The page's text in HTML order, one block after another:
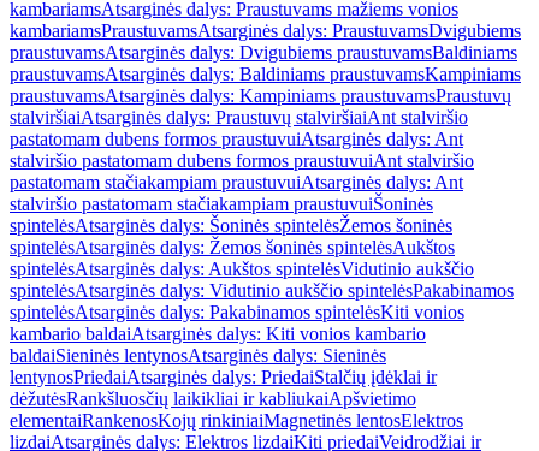
kambariamsAtsarginės dalys: Praustuvams mažiems vonios
kambariamsPraustuvamsAtsarginės dalys: PraustuvamsDvigubiems
praustuvamsAtsarginės dalys: Dvigubiems praustuvamsBaldiniams
praustuvamsAtsarginės dalys: Baldiniams praustuvamsKampiniams
praustuvamsAtsarginės dalys: Kampiniams praustuvamsPraustuvų
stalviršiaiAtsarginės dalys: Praustuvų stalviršiaiAnt stalviršio
pastatomam dubens formos praustuvuiAtsarginės dalys: Ant
stalviršio pastatomam dubens formos praustuvuiAnt stalviršio
pastatomam stačiakampiam praustuvuiAtsarginės dalys: Ant
stalviršio pastatomam stačiakampiam praustuvuiŠoninės
spintelėsAtsarginės dalys: Šoninės spintelėsŽemos šoninės
spintelėsAtsarginės dalys: Žemos šoninės spintelėsAukštos
spintelėsAtsarginės dalys: Aukštos spintelėsVidutinio aukščio
spintelėsAtsarginės dalys: Vidutinio aukščio spintelėsPakabinamos
spintelėsAtsarginės dalys: Pakabinamos spintelėsKiti vonios
kambario baldaiAtsarginės dalys: Kiti vonios kambario
baldaiSieninės lentynosAtsarginės dalys: Sieninės
lentynosPriedaiAtsarginės dalys: PriedaiStalčių įdėklai ir
dėžutėsRankšluosčių laikikliai ir kabliukaiApšvietimo
elementaiRankenosKojų rinkiniaiMagnetinės lentosElektros
lizdaiAtsarginės dalys: Elektros lizdaiKiti priedaiVeidrodžiai ir